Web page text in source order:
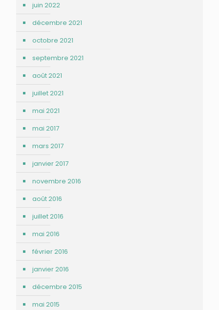
juin 2022
décembre 2021
octobre 2021
septembre 2021
août 2021
juillet 2021
mai 2021
mai 2017
mars 2017
janvier 2017
novembre 2016
août 2016
juillet 2016
mai 2016
février 2016
janvier 2016
décembre 2015
mai 2015